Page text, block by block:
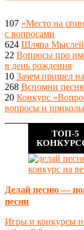
107 «Место на
с вопросами
624 Шляпа Мыслей
22 Вопросы про
в день рождения
10 Зачем пришел
268 Вспомни
20 Конкурс
вопросы и
ТОП-5
Делай песню —
песни
Игры и конкурсы